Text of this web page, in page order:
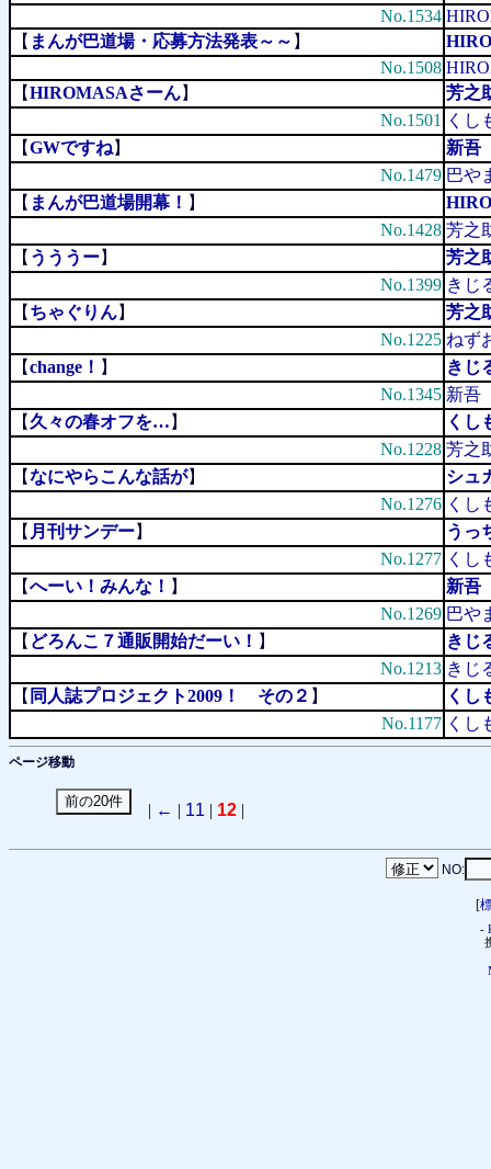
No.1534
【 まんが巴道場・応募方法発表～～ 】
No.1508
【HIROMASAさーん】
芳之
No.1501
くし
【GWですね】
新吾
No.1479 巴や
【 まんが巴道場開幕！ 】
No.1428 芳之
【 うううー】
芳之
No.1399 きじ
【 ちゃぐりん】
芳之
No.1225 ねず
【change！ 】
きじ
No.1345 新吾
【久々の春オフを… 】
くし
No.1228 芳之
【なにやらこんな話が】
シュ
No.1276 くし
【 月刊サンデー】
うっ
No.1277 くし
【へーい！みんな！ 】
新吾
No.1269 巴や
【 どろんこ７通販開始だーい！ 】
きじ
No.1213 きじ
【 同人誌プロジェクト2009！ その２ 】
くし
No.1177 くし
ページ移動
| ← | 11 | 12 |
NO:
[
-